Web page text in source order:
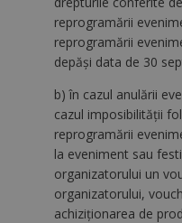
reprogramării
reprogramării
depăşi data de 30
b) în cazul anulării
cazul imposibilităţii
reprogramării
la eveniment sau
organizatorului un
organizatorului,
achiziţionarea de